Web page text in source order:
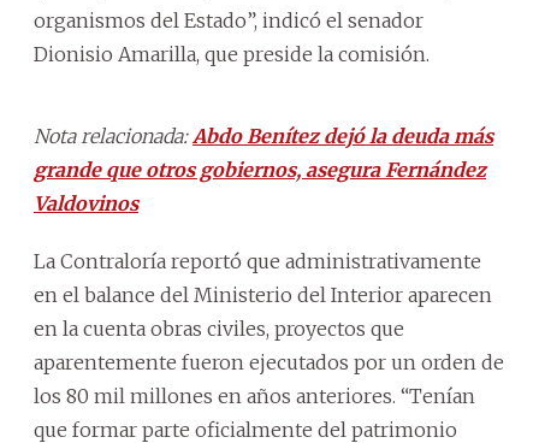
organismos del Estado”, indicó el senador
Dionisio Amarilla, que preside la comisión.
Nota relacionada: Abdo Benítez dejó la deuda más
grande que otros gobiernos, asegura Fernández
Valdovinos
La Contraloría reportó que administrativamente
en el balance del Ministerio del Interior aparecen
en la cuenta obras civiles, proyectos que
aparentemente fueron ejecutados por un orden de
los 80 mil millones en años anteriores. “Tenían
que formar parte oficialmente del patrimonio